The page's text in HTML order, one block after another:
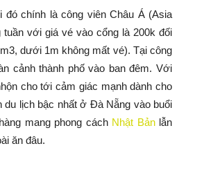
chính là công viên Châu Á (Asia
với giá vé vào cổng là 200k đối
dưới 1m không mất vé). Tại công
cảnh thành phố vào ban đêm. Với
cho tới cảm giác mạnh dành cho
lịch bậc nhất ở Đà Nẵng vào buổi
mang phong cách Nhật Bảnlẫn
ăn đâu.